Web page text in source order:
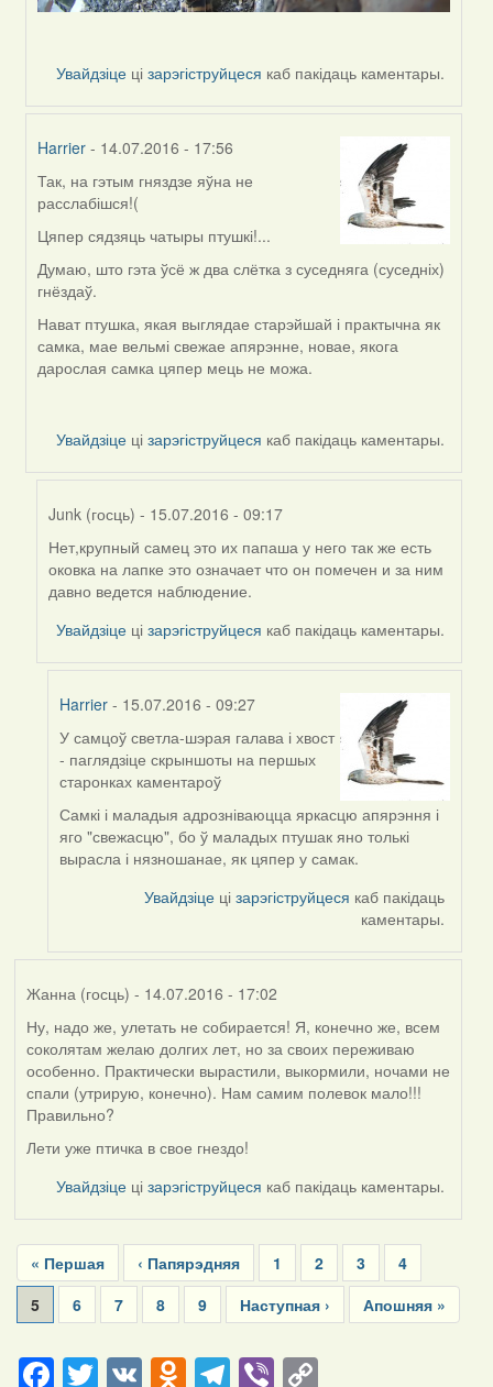
Увайдзіце цізарэгіструйцеся каб пакідаць каментары.
Harrier - 14.07.2016 - 17:56
In
reply
to
Жанна
(госць)
Так, на гэтым гняздзе яўна не
расслабішся!(
Цяпер сядзяць чатыры птушкі!...
Думаю, што гэта ўсё ж два слётка з суседняга (суседніх)
гнёздаў.
Нават птушка, якая выглядае старэйшай і практычна як
самка, мае вельмі свежае апярэнне, новае, якога
дарослая самка цяпер мець не можа.
Увайдзіце цізарэгіструйцеся каб пакідаць каментары.
Junk (госць) - 15.07.2016 - 09:17
In
reply
to
by
Harrier
Нет,крупный самец это их папаша у него так же есть
оковка на лапке это означает что он помечен и за ним
давно ведется наблюдение.
Увайдзіце цізарэгіструйцеся каб пакідаць каментары.
Harrier- 15.07.2016 - 09:27
In
reply
to
by
Junk
(госць)
У самцоў светла-шэрая галава і хвост
- паглядзіце скрыншоты на першых
старонках каментароў
Самкі і маладыя адрозніваюцца яркасцю апярэння і
яго "свежасцю", бо ў маладых птушак яно толькі
вырасла і нязношанае, як цяпер у самак.
Увайдзіце цізарэгіструйцеся каб пакідаць
каментары.
Жанна (госць) - 14.07.2016 - 17:02
Ну, надо же, улетать не собирается! Я, конечно же, всем
соколятам желаю долгих лет, но за своих переживаю
особенно. Практически вырастили, выкормили, ночами не
спали (утрирую, конечно). Нам самим полевок мало!!!
Правильно?
Лети уже птичка в свое гнездо!
Увайдзіце цізарэгіструйцеся каб пакідаць каментары.
Pagination
First
page
« Першая
Previous
page
‹ Папярэдняя Page
1 Page
2 Page
3 Page
4
Current
page
5 Page
6 Page
7 Page
8 Page
9
Next
page
Наступная ›
Last
page
Апошняя »
Facebook
Twitter
VKOdnoklassniki
Telegram
ViberCopy